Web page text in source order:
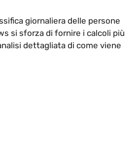
giornaliera delle persone
si sforza di fornire i calcoli più
dettagliata di come viene